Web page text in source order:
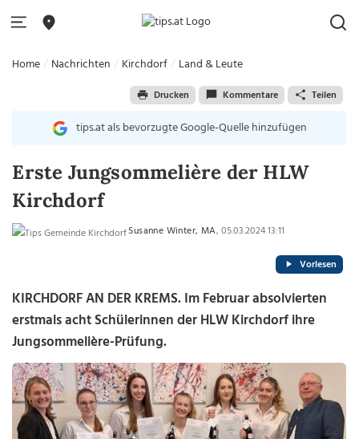
Home Nachrichten Kirchdorf Land & Leute
Drucken Kommentare Teilen
tips.at als bevorzugte Google-Quelle hinzufügen
Erste Jungsommelière der HLW
Kirchdorf
Susanne Winter, MA, 05.03.2024 13:11
Vorlesen
KIRCHDORF AN DER KREMS. Im Februar absolvierten
erstmals acht Schülerinnen der HLW Kirchdorf ihre
Jungsommelière-Prüfung.